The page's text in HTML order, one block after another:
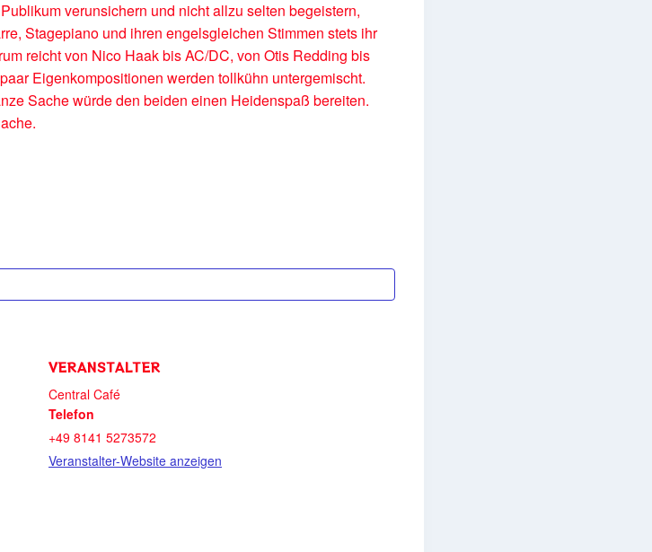
verunsichern und nicht allzu selten begeistern,
Stagepiano und ihren engelsgleichen Stimmen stets ihr
reicht von Nico Haak bis AC/DC, von Otis Redding bis
Eigenkompositionen werden tollkühn untergemischt.
Sache würde den beiden einen Heidenspaß bereiten.
VERANSTALTER
Central Café
Telefon
+49 8141 5273572
Veranstalter-Website anzeigen